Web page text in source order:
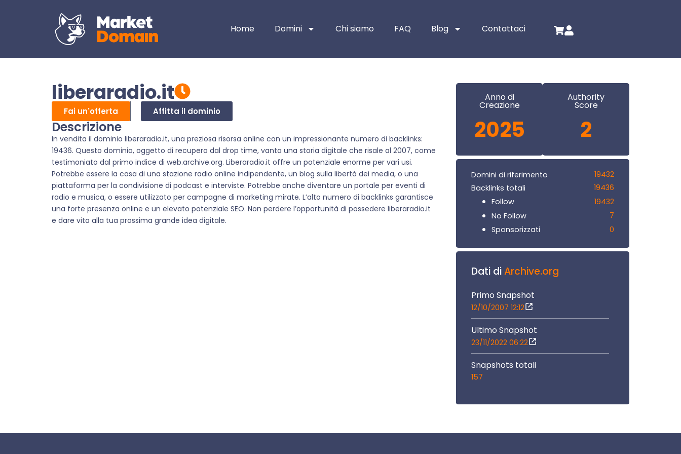
Home Domini Chi siamo FAQ Blog Contattaci
liberaradio.it
Fai un'offerta Affitta il dominio
Descrizione
In vendita il dominio liberaradio.it, una preziosa risorsa online con un impressionante numero di backlinks:
19436. Questo dominio, oggetto di recupero dal drop time, vanta una storia digitale che risale al 2007, come
testimoniato dal primo indice di web.archive.org. Liberaradio.it offre un potenziale enorme per vari usi.
Potrebbe essere la casa di una stazione radio online indipendente, un blog sulla libertà dei media, o una
piattaforma per la condivisione di podcast e interviste. Potrebbe anche diventare un portale per eventi di
radio e musica, o essere utilizzato per campagne di marketing mirate. L’alto numero di backlinks garantisce
una forte presenza online e un elevato potenziale SEO. Non perdere l’opportunità di possedere liberaradio.it
e dare vita alla tua prossima grande idea digitale.
Anno di
Creazione
2025
Authority
Score
2
Domini di riferimento
19432
Backlinks totali
19436
Follow
19432
No Follow
7
Sponsorizzati
0
Dati diArchive.org
Primo Snapshot
12/10/2007 12:12
Ultimo Snapshot
23/11/2022 06:22
Snapshots totali
157